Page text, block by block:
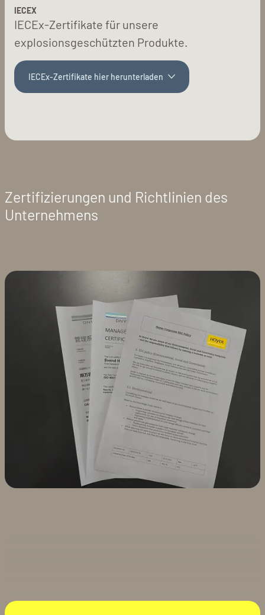
IECEX
IECEx-Zertifikate für unsere
explosionsgeschützten Produkte.
IECEx-Zertifikate hier herunterladen
Zertifizierungen und Richtlinien des
Unternehmens